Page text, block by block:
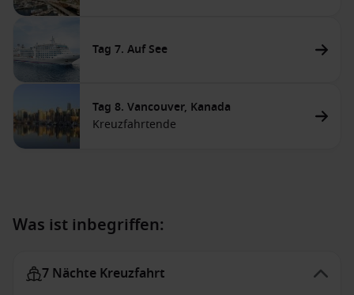
Tag 7. Auf See
Tag 8. Vancouver, Kanada
Kreuzfahrtende
Was ist inbegriffen:
7 Nächte Kreuzfahrt